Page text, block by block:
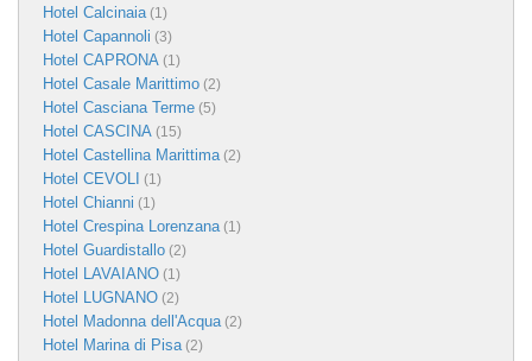
Hotel Calcinaia(1)
Hotel Capannoli (3)
Hotel CAPRONA (1)
Hotel Casale Marittimo (2)
Hotel Casciana Terme (5)
Hotel CASCINA (15)
Hotel Castellina Marittima(2)
Hotel CEVOLI (1)
Hotel Chianni (1)
Hotel Crespina Lorenzana(1)
Hotel Guardistallo (2)
Hotel LAVAIANO (1)
Hotel LUGNANO (2)
Hotel Madonna dell'Acqua(2)
Hotel Marina di Pisa(2)